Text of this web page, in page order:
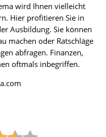
wird Ihnen vielleicht
Hier profitieren Sie in
Ausbildung. Sie können
machen oder Ratschläge
abfragen. Finanzen,
oftmals inbegriffen.